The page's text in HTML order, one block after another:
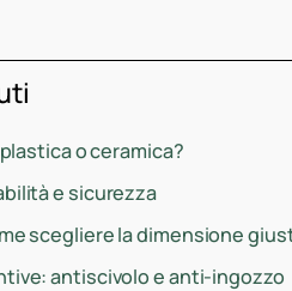
o ceramica?
e sicurezza
scegliere la dimensione
antiscivolo e anti-ingozzo